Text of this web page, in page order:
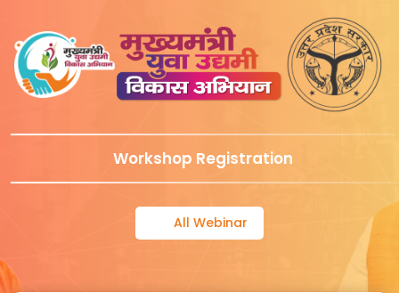
Workshop Registration
All Webinar